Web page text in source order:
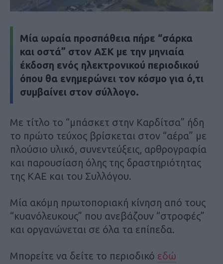
Μία ωραία προσπάθεια πήρε “σάρκα
και οστά” στον ΑΣΚ με την μηνιαία
έκδοση ενός ηλεκτρονικού περιοδικού
όπου θα ενημερώνει τον κόσμο για ό,τι
συμβαίνει στον σύλλογο.
Με τίτλο το “μπάσκετ στην Καρδίτσα” ήδη
το πρώτο τεύχος βρίσκεται στον “αέρα” με
πλούσιο υλικό, συνεντεύξεις, αρθρογραφία
και παρουσίαση όλης της δραστηριότητας
της ΚΑΕ και του Συλλόγου.
Μία ακόμη πρωτοποριακή κίνηση από τους
“κυανόλευκους” που ανεβάζουν “στροφές”
και οργανώνεται σε όλα τα επίπεδα.
Μπορείτε να δείτε το περιοδικό εδώ